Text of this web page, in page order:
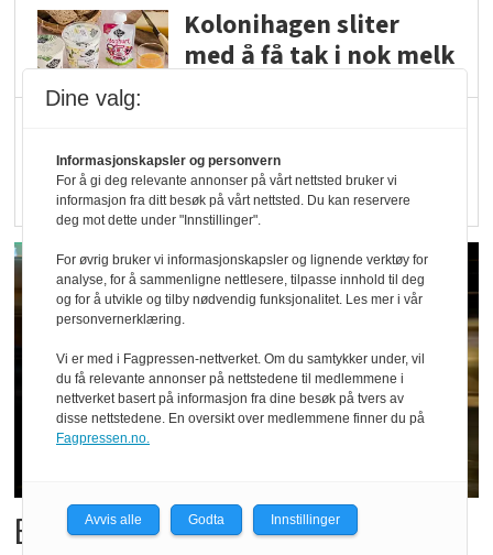
Kolonihagen sliter
med å få tak i nok melk
er klare! Er markedet
det?
Bestillings-rush i foodora før
Dine valg:
Informasjonskapsler og personvern
For å gi deg relevante annonser på vårt nettsted bruker vi
informasjon fra ditt besøk på vårt nettsted. Du kan reservere
deg mot dette under "Innstillinger".
For øvrig bruker vi informasjonskapsler og lignende verktøy for
analyse, for å sammenligne nettlesere, tilpasse innhold til deg
og for å utvikle og tilby nødvendig funksjonalitet. Les mer i vår
personvernerklæring.
Vi er med i Fagpressen-nettverket. Om du samtykker under, vil
du få relevante annonser på nettstedene til medlemmene i
nettverket basert på informasjon fra dine besøk på tvers av
disse nettstedene. En oversikt over medlemmene finner du på
Fagpressen.no.
Avvis alle Godta Innstillinger